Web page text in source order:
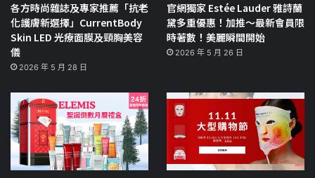
各方時尚雜誌及專家推薦「抗老
化護膚新選擇」CurrentBody
Skin LED 光療面膜及頸胸美容
儀
2026 年 5 月 28 日
官網獨家 Estée Lauder 雅詩蘭
黛多重優惠！加推～最新會員限
時著數！美麗瞬間開始
2026 年 5 月 26 日